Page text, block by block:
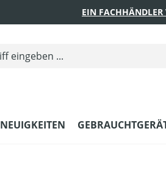
EIN FACHHÄNDLER
NEUIGKEITEN